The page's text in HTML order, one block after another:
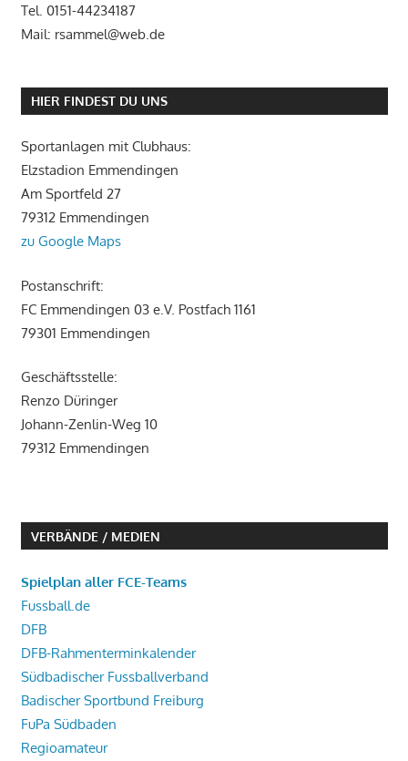
Tel. 0151-44234187
Mail: rsammel@web.de
HIER FINDEST DU UNS
Sportanlagen mit Clubhaus:
Elzstadion Emmendingen
Am Sportfeld 27
79312 Emmendingen
zu Google Maps
Postanschrift:
FC Emmendingen 03 e.V. Postfach 1161
79301 Emmendingen
Geschäftsstelle:
Renzo Düringer
Johann-Zenlin-Weg 10
79312 Emmendingen
VERBÄNDE / MEDIEN
Spielplan aller FCE-Teams
Fussball.de
DFB
DFB-Rahmenterminkalender
Südbadischer Fussballverband
Badischer Sportbund Freiburg
FuPa Südbaden
Regioamateur